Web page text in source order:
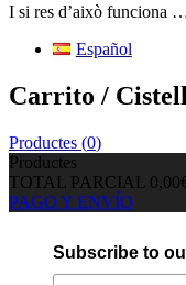
I si res d’això funciona
Español
Carrito /
Productes (0)
Productes
TOTAL PARCIAL
PAGO Y ENVÍO
Subscribe to